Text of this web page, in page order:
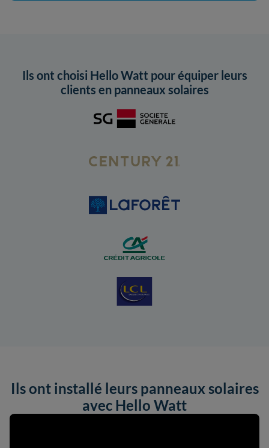
Ils ont choisi Hello Watt pour équiper leurs
clients en panneaux solaires
Ils ont installé leurs panneaux solaires
avec Hello Watt